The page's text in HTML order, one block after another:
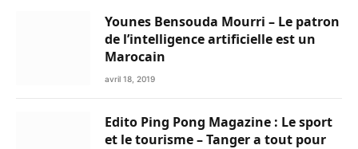
Younes Bensouda Mourri – Le patron
de l’intelligence artificielle est un
Marocain
avril 18, 2019
Edito Ping Pong Magazine : Le sport
et le tourisme – Tanger a tout pour